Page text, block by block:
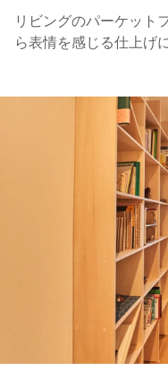
リビングのパーケット
ら表情を感じる仕上げに